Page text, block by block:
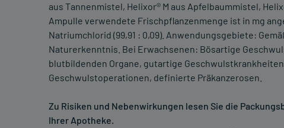
aus Tannenmistel, Helixor® M aus Apfelbaummistel,
Ampulle verwendete Frischpflanzenmenge ist in mg
Natriumchlorid (99,91 : 0,09). Anwendungsgebiete:
Naturerkenntnis. Bei Erwachsenen: Bösartige
blutbildenden Organe, gutartige
Geschwulstoperationen, definierte Präkanzerosen.
Zu Risiken und Nebenwirkungen lesen Sie die
Ihrer Apotheke.